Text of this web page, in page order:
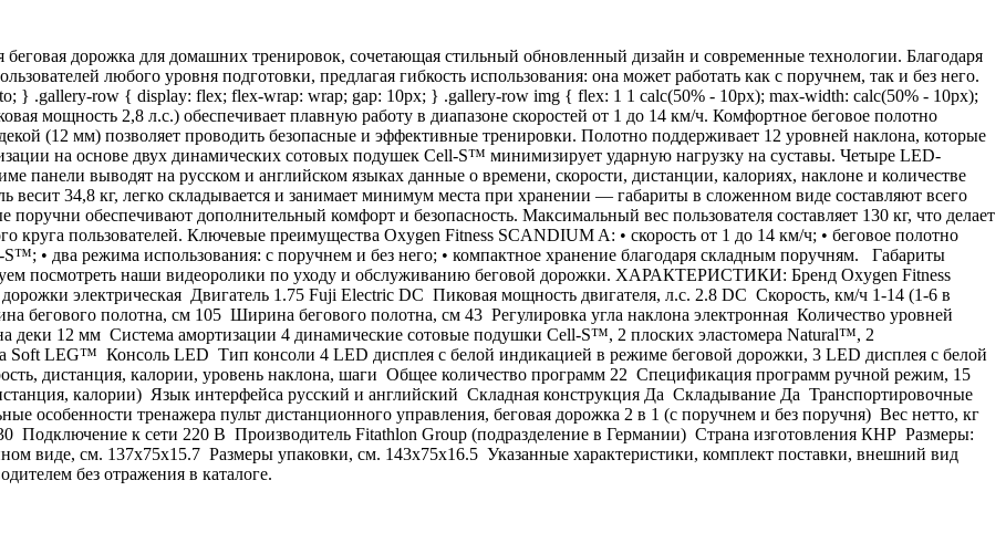
дорожка для домашних тренировок, сочетающая стильный обновленный дизайн и современные технологии. Благодаря
любого уровня подготовки, предлагая гибкость использования: она может работать как с поручнем, так и без него.
} .gallery-row { display: flex; flex-wrap: wrap; gap: 10px; } .gallery-row img { flex: 1 1 calc(50% - 10px); max-width: calc(50% - 10px);
мощность 2,8 л.с.) обеспечивает плавную работу в диапазоне скоростей от 1 до 14 км/ч. Комфортное беговое полотно
(12 мм) позволяет проводить безопасные и эффективные тренировки. Полотно поддерживает 12 уровней наклона, которые
на основе двух динамических сотовых подушек Cell-S™ минимизирует ударную нагрузку на суставы. Четыре LED-
панели выводят на русском и английском языках данные о времени, скорости, дистанции, калориях, наклоне и количестве
34,8 кг, легко складывается и занимает минимум места при хранении — габариты в сложенном виде составляют всего
обеспечивают дополнительный комфорт и безопасность. Максимальный вес пользователя составляет 130 кг, что делает
пользователей. Ключевые преимущества Oxygen Fitness SCANDIUM A: • скорость от 1 до 14 км/ч; • беговое полотно
• два режима использования: с поручнем и без него; • компактное хранение благодаря складным поручням. Габариты
посмотреть наши видеоролики по уходу и обслуживанию беговой дорожки. ХАРАКТЕРИСТИКИ: Бренд Oxygen Fitness
электрическая Двигатель 1.75 Fuji Electric DC Пиковая мощность двигателя, л.с. 2.8 DC Скорость, км/ч 1-14 (1-6 в
бегового полотна, см 105 Ширина бегового полотна, см 43 Регулировка угла наклона электронная Количество уровней
12 мм Система амортизации 4 динамические сотовые подушки Cell-S™, 2 плоских эластомера Natural™, 2
Soft LEG™ Консоль LED Тип консоли 4 LED дисплея с белой индикацией в режиме беговой дорожки, 3 LED дисплея с белой
дистанция, калории, уровень наклона, шаги Общее количество программ 22 Спецификация программ ручной режим, 15
калории) Язык интерфейса русский и английский Складная конструкция Да Складывание Да Транспортировочные
особенности тренажера пульт дистанционного управления, беговая дорожка 2 в 1 (с поручнем и без поручня) Вес нетто, кг
Подключение к сети 220 В Производитель Fitathlon Group (подразделение в Германии) Страна изготовления КНР Размеры:
виде, см. 137х75x15.7 Размеры упаковки, см. 143х75x16.5 Указанные характеристики, комплект поставки, внешний вид
без отражения в каталоге.